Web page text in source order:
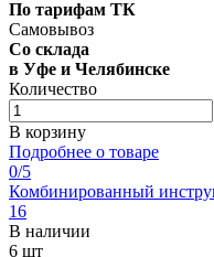
По тарифам ТК
Самовывоз
Со склада
в Уфе и Челябинске
Количество
В корзину
Подробнее о товаре
0/5
Комбинированный
16
В наличии
6 шт